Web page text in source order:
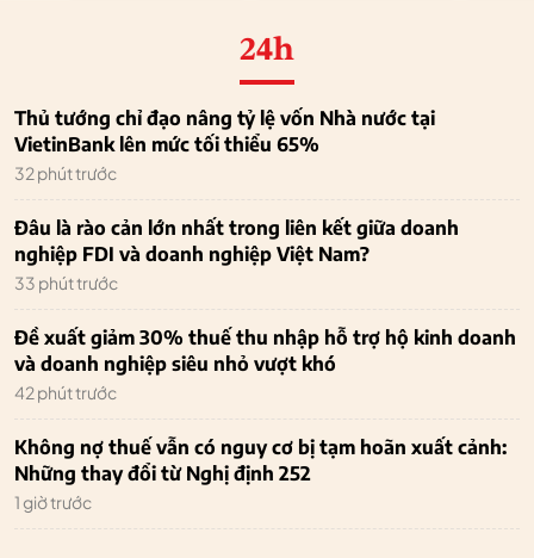
24h
Thủ tướng chỉ đạo nâng tỷ lệ vốn Nhà nước tại
VietinBank lên mức tối thiểu 65%
32 phút trước
Đâu là rào cản lớn nhất trong liên kết giữa doanh
nghiệp FDI và doanh nghiệp Việt Nam?
33 phút trước
Đề xuất giảm 30% thuế thu nhập hỗ trợ hộ kinh doanh
và doanh nghiệp siêu nhỏ vượt khó
42 phút trước
Không nợ thuế vẫn có nguy cơ bị tạm hoãn xuất cảnh:
Những thay đổi từ Nghị định 252
1 giờ trước